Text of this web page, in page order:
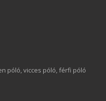
póló, vicces póló, férfi póló